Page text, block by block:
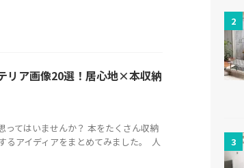
リア画像20選！居心地×本収納
ってはいませんか？ 本をたくさん収納
るアイディアをまとめてみました。 人
2
3